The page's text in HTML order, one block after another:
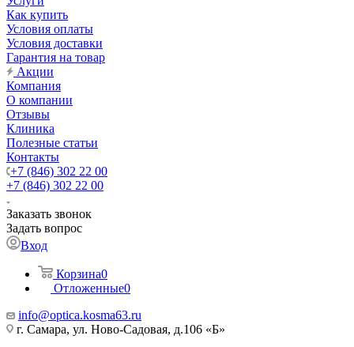
Как купить
Условия оплаты
Условия доставки
Гарантия на товар
Акции
Компания
О компании
Отзывы
Клиника
Полезные статьи
Контакты
+7 (846) 302 22 00
+7 (846) 302 22 00
Заказать звонок
Задать вопрос
Вход
Корзина0
Отложенные0
info@optica.kosma63.ru
г. Самара, ул. Ново-Садовая, д.106 «Б»